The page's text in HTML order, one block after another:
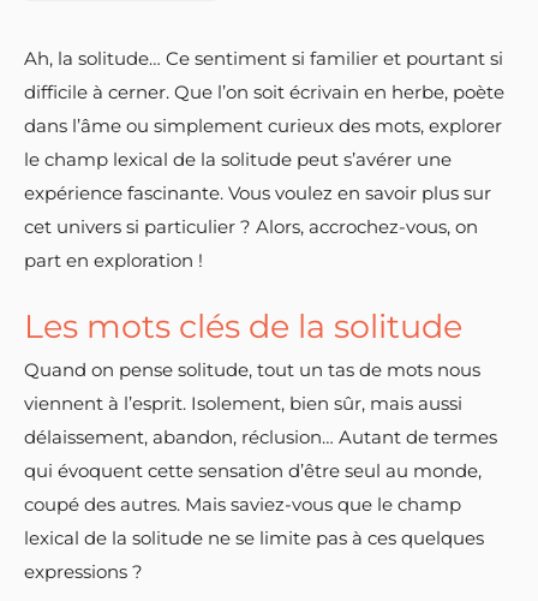
Ah, la solitude… Ce sentiment si familier et pourtant si
difficile à cerner. Que l’on soit écrivain en herbe, poète
dans l’âme ou simplement curieux des mots, explorer
le champ lexical de la solitude peut s’avérer une
expérience fascinante. Vous voulez en savoir plus sur
cet univers si particulier ? Alors, accrochez-vous, on
part en exploration !
Les mots clés de la solitude
Quand on pense solitude, tout un tas de mots nous
viennent à l’esprit. Isolement, bien sûr, mais aussi
délaissement, abandon, réclusion… Autant de termes
qui évoquent cette sensation d’être seul au monde,
coupé des autres. Mais saviez-vous que le champ
lexical de la solitude ne se limite pas à ces quelques
expressions ?